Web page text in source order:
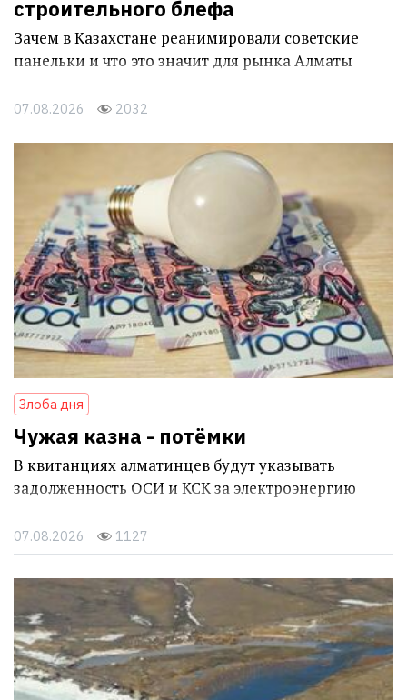
строительного блефа
Зачем в Казахстане реанимировали советские
панельки и что это значит для рынка Алматы
07.08.2026 2032
Злоба дня
Чужая казна - потёмки
В квитанциях алматинцев будут указывать
задолженность ОСИ и КСК за электроэнергию
07.08.2026 1127